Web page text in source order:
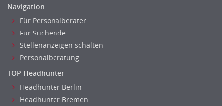
Fotografie, Video
Grafik- und Kommunikationsdesign
Medien-, Screen-, Webdesign
Modedesign, Schmuckdesign
Produktdesign, Industriedesign
Theater, Schauspiel, Musik, Tanz
Beschaffungslogistik
Disposition
Navigation
Für Personalberater
Für Suchende
Stellenanzeigen schalten
Personalberatung
TOP Headhunter
Headhunter Berlin
Headhunter Bremen